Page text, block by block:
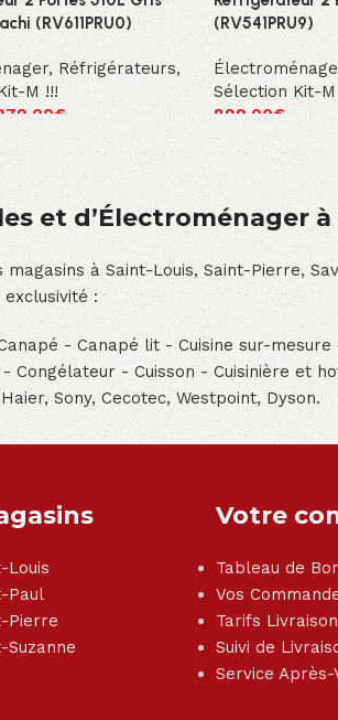
(RV611PRU0)
, Réfrigérateurs,
M !!!
€
(RV541PRU9)
Sélection Kit-M
899.00€
et d’Électroménager à
à Saint-Louis, Saint-Pierre,
:
- Canapé lit - Cuisine sur-
- Cuisson - Cuisinière et
Sony, Cecotec, Westpoint, Dyson.
Louis
Paul
Pierre
Suzanne
Votre
Tableau de
Vos
Tarifs
Suivi de
Service Après-